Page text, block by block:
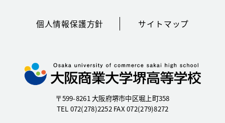
個人情報保護方針 サイトマップ
〒599-8261 大阪府堺市中区堀上町358
TEL 072(278)2252 FAX 072(279)8272